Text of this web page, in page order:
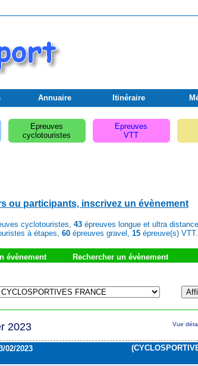
Annuaire Itinéraire
Epreuves
cyclotouristes
Epreuves
VTT
ou participants, inscrivez un évènement
cyclotouristes, 43épreuves longue et ultra
à étapes, 60 épreuves gravel, 15 épreuve(s) VTT.
évènement Rechercher un évènement
2023 Vue
02/2023